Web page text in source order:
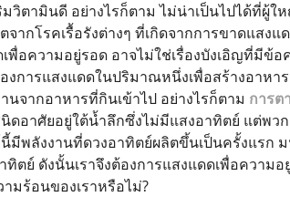
มวิตามินดี อย่างไรก็ตาม ไม่น่าเป็นไปได้ที่ผู้
จากโรคเรื้อรังต่างๆ ที่เกิดจากการขาดแส
พื่อความอยู่รอด อาจไม่ใช่เรื่องบังเอิญที่มีข้
การแสงแดดในปริมาณหนึ่งเพื่อสร้างอาหา
นจากอาหารที่กินเข้าไป อย่างไรก็ตาม การต
นิดอาศัยอยู่ใต้น้ำลึกซึ่งไม่มีแสงอาทิตย์ แต่
มีพลังงานที่ดวงอาทิตย์ผลิตขึ้นเป็นครั้งแรก
ทิตย์ ดังนั้นเราจึงต้องการแสงแดดเพื่อควา
มร้อนของเราหรือไม่?